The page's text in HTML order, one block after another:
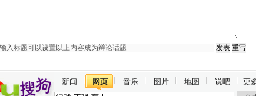
新闻 网页 音乐 图片 地图 说吧 更